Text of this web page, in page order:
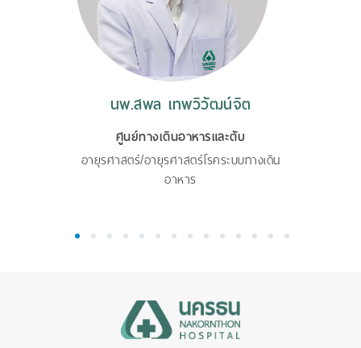
นพ.สพล เทพวิวัฒน์จิต
ศูนย์ทางเดินอาหารและตับ
อายุรศาสตร์/อายุรศาสตร์โรคระบบทางเดิน
อาหาร
1 2 3 4 5 6 7 8 9 10 11 12 13 14